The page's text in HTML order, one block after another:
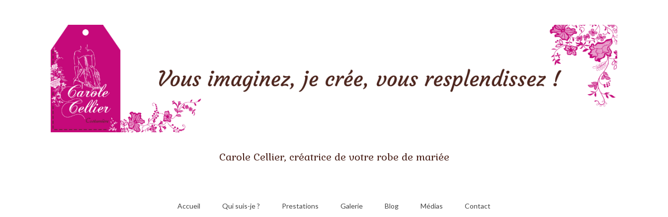
Carole Cellier, créatrice de votre robe de mariée
Accueil Qui suis-je ? Prestations Galerie Blog Médias Contact